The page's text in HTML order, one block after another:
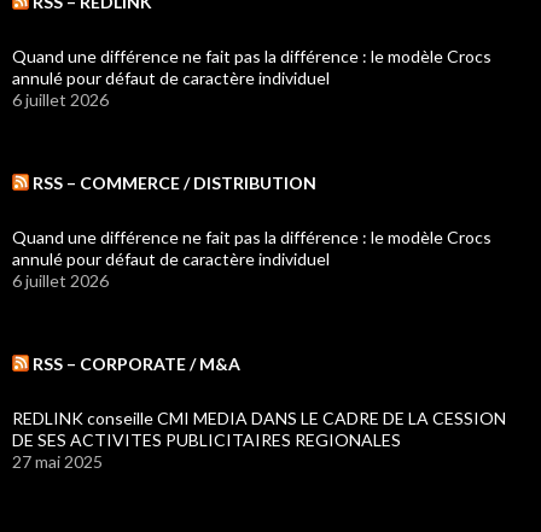
Quand une différence ne fait pas la différence : le modèle Crocs
annulé pour défaut de caractère individuel
6 juillet 2026
RSS – COMMERCE / DISTRIBUTION
Quand une différence ne fait pas la différence : le modèle Crocs
annulé pour défaut de caractère individuel
6 juillet 2026
RSS – CORPORATE / M&A
REDLINK conseille CMI MEDIA DANS LE CADRE DE LA CESSION
DE SES ACTIVITES PUBLICITAIRES REGIONALES
27 mai 2025